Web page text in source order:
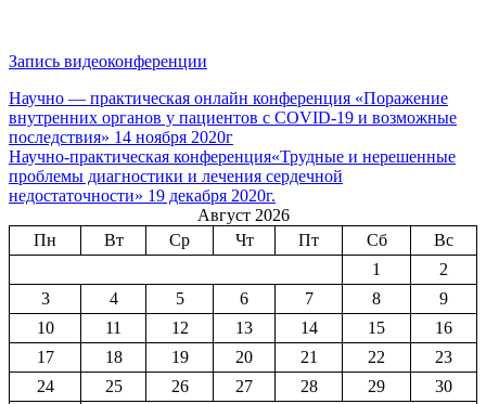
Запись видеоконференции
Навигация
по
записям
Научно — практическая онлайн конференция «Поражение
внутренних органов у пациентов с COVID-19 и возможные
последствия» 14 ноября 2020г
Научно-практическая конференция«Трудные и нерешенные
проблемы диагностики и лечения сердечной
недостаточности» 19 декабря 2020г.
Август 2026
Пн
Вт Ср Чт Пт Сб
Вс
1
2
3
4 5 6 7 8
9
10
11 12 13 14 15
16
17
18 19 20 21 22
23
24
25 26 27 28 29
30